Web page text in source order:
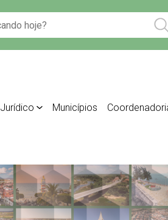
Jurídico Municípios